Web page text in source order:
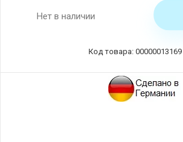
Нет в наличии
Код товара: 00000013169